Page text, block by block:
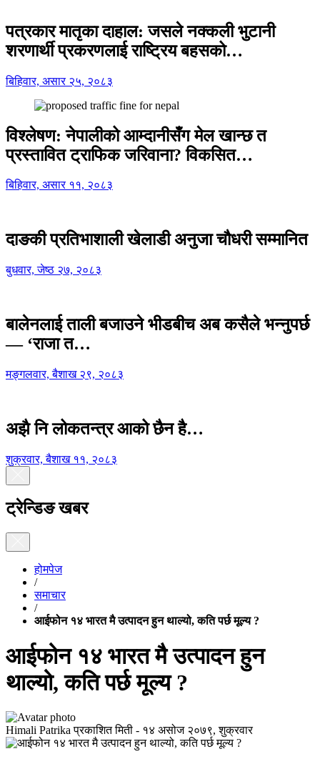
पत्रकार मातृका दाहाल: जसले नक्कली भुटानी
शरणार्थी प्रकरणलाई राष्ट्रिय बहसको…
बिहिवार, असार २५, २०८३
विश्लेषण: नेपालीको आम्दानीसँग मेल खान्छ त
प्रस्तावित ट्राफिक जरिवाना? विकसित…
बिहिवार, असार ११, २०८३
दाङकी प्रतिभाशाली खेलाडी अनुजा चौधरी सम्मानित
बुधवार, जेष्ठ २७, २०८३
बालेनलाई ताली बजाउने भीडबीच अब कसैले भन्नुपर्छ
— ‘राजा त…
मङ्गलवार, बैशाख २९, २०८३
अझै नि लोकतन्त्र आको छैन है…
शुक्रवार, बैशाख ११, २०८३
ट्रेन्डिङ खबर
होमपेज
/
समाचार
/
आईफोन १४ भारत मै उत्पादन हुन थाल्यो, कति पर्छ मूल्य ?
आईफोन १४ भारत मै उत्पादन हुन
थाल्यो, कति पर्छ मूल्य ?
Himali Patrika प्रकाशित मिती - १४ असोज २०७९, शुक्रवार